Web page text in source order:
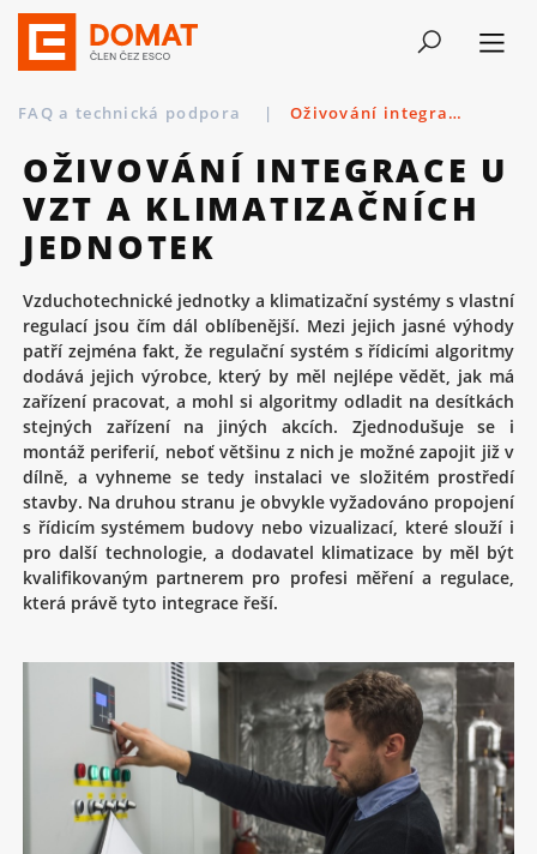
FAQ a technická podpora | Oživování integrace u VZT a klimatizačních jednotek
OŽIVOVÁNÍ INTEGRACE U
VZT A KLIMATIZAČNÍCH
JEDNOTEK
Vzduchotechnické jednotky a klimatizační systémy s vlastní
regulací jsou čím dál oblíbenější. Mezi jejich jasné výhody
patří zejména fakt, že regulační systém s řídicími algoritmy
dodává jejich výrobce, který by měl nejlépe vědět, jak má
zařízení pracovat, a mohl si algoritmy odladit na desítkách
stejných zařízení na jiných akcích. Zjednodušuje se i
montáž periferií, neboť většinu z nich je možné zapojit již v
dílně, a vyhneme se tedy instalaci ve složitém prostředí
stavby. Na druhou stranu je obvykle vyžadováno propojení
s řídicím systémem budovy nebo vizualizací, které slouží i
pro další technologie, a dodavatel klimatizace by měl být
kvalifikovaným partnerem pro profesi měření a regulace,
která právě tyto integrace řeší.